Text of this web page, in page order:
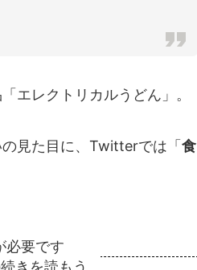
エレクトリカルうどん」。
見た目に、Twitterでは「食
必要です
きを読もう